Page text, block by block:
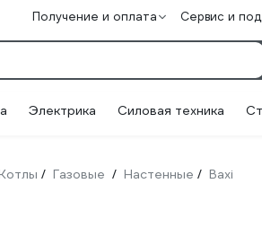
Получение и оплата Сервис и
Электрика Силовая техника
/ Газовые / Настенные / Baxi